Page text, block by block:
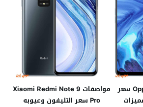
مواصفات Oppo Reno 4 سعر
مواصفات Xiaomi Redmi Note 9
Pro سعر التليفون وعيوبه